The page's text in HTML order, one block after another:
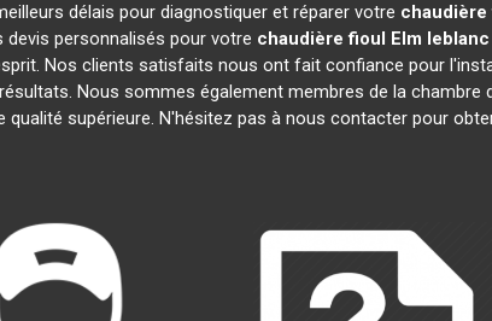
délais pour diagnostiquer et réparer votre chaudière
personnalisés pour votre chaudière fioul Elm leblanc
Nos clients satisfaits nous ont fait confiance pour
Nous sommes également membres de la chambre
supérieure. N'hésitez pas à nous contacter pour